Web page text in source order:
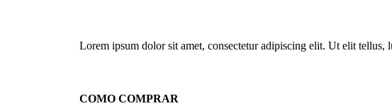
Lorem ipsum dolor sit amet, consectetur adipiscing elit. Ut elit tellus,
COMO COMPRAR